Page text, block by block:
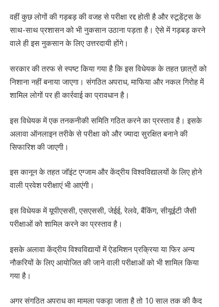
वहीं कुछ लोगों की गड़बड़ की वजह से परीक्षा रद्द होती है और स्टूडेंट्स के
साथ-साथ प्रशासन को भी नुकसान उठाना पड़ता है। ऐसे में गड़बड़ करने
वाले ही इस नुकसान के लिए उत्तरदायी होंगे।
सरकार की तरफ से स्पष्ट किया गया है कि इस विधेयक के तहत छात्रों को
निशाना नहीं बनाया जाएगा। संगठित अपराध, माफिया और नकल गिरोह में
शामिल लोगों पर ही कार्रवाई का प्रावधान है।
इस विधेयक में एक तनकनीकी समिति गठित करने का प्रस्ताव है। इसके
अलावा ऑनलाइन तरीके से परीक्षा को और ज्यादा सुरक्षित बनाने की
सिफारिश की जाएगी।
इस कानून के तहत जॉइंट एग्जाम और केंद्रीय विश्वविद्यालयों के लिए होने
वाली प्रवेश परीक्षाएं भी आएंगी।
इस विधेयक में यूपीएससी, एसएससी, जेईई, रेलवे, बैंकिंग, सीयूईटी जैसी
परीक्षाओं को शामिल करने का प्रस्ताव है।
इसके अलावा केंद्रीय विश्वविद्यायों में ऐडमिशन प्रक्रिया या फिर अन्य
नौकरियों के लिए आयोजित की जाने वाली परीक्षाओं को भी शामिल किया
गया है।
अगर संगठित अपराध का मामला पकड़ा जाता है तो 10 साल तक की कैद